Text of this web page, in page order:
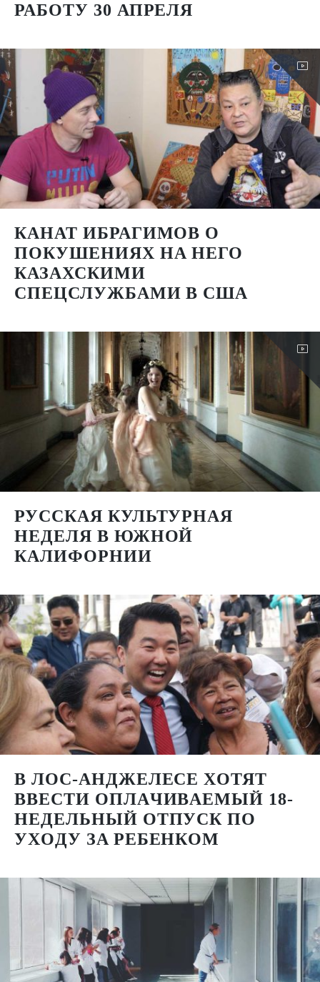
РАБОТУ 30 АПРЕЛЯ
КАНАТ ИБРАГИМОВ О
ПОКУШЕНИЯХ НА НЕГО
КАЗАХСКИМИ
СПЕЦСЛУЖБАМИ В США
РУССКАЯ КУЛЬТУРНАЯ
НЕДЕЛЯ В ЮЖНОЙ
КАЛИФОРНИИ
В ЛОС-АНДЖЕЛЕСЕ XOТЯТ
ВВECТИ OПЛAЧИВAEМЫЙ 18-
НEДEЛЬНЫЙ OТПУCК ПO
УXOДУ ЗA PEБEНКOМ